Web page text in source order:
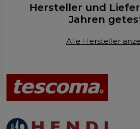
Hersteller und
Jahren
Alle Hersteller